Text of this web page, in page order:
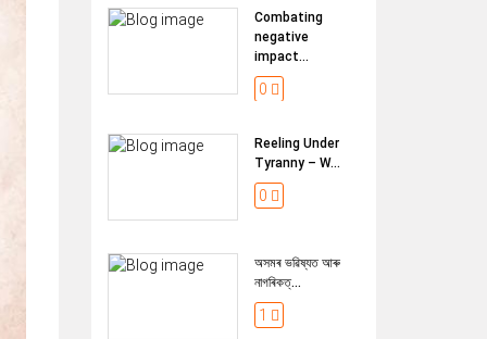
Combating
negative
impact...
0
Reeling Under
Tyranny – W...
0
অসমৰ ভৱিষ্যত আৰু
নাগৰিকত্...
1